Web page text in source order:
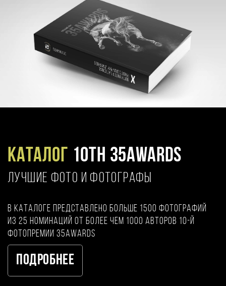
Каталог 10TH 35AWARDS
ЛУЧШИЕ ФОТО И ФОТОГРАФЫ
В каталоге представлено больше 1500 фотографий
из 25 номинаций от более чем 1000 авторов 10-й
фотопремии 35AWARDS
Подробнее